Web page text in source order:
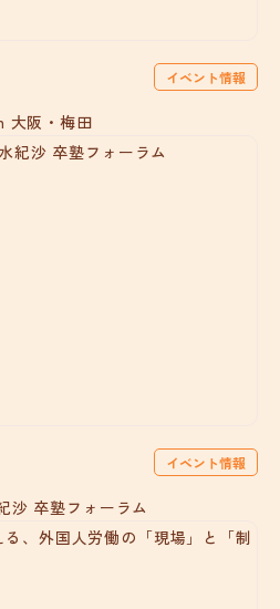
イベント情報
大阪・梅田
イベント情報
沙 卒塾フォーラム